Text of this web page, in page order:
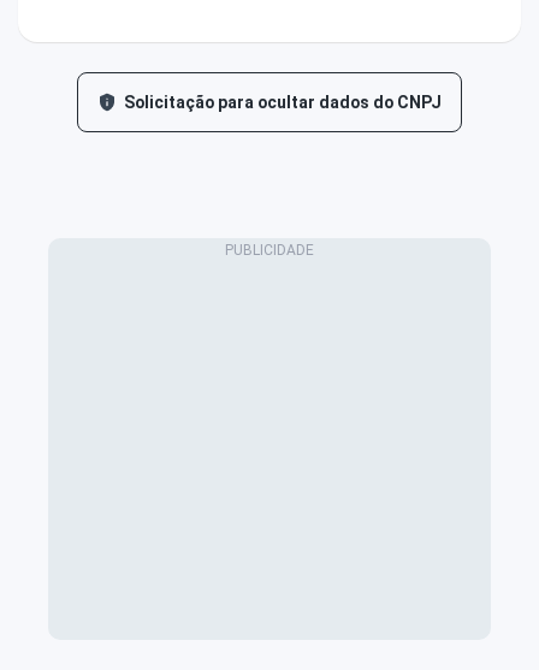
Solicitação para ocultar dados do CNPJ